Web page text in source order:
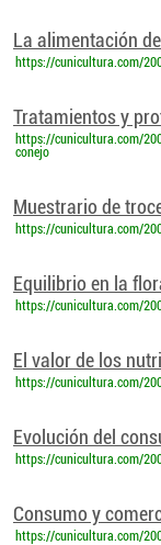
La alimentación del
https://cunicultura.com/
Tratamientos y
https://cunicultura.com/
conejo
Muestrario de
https://cunicultura.com/
Equilibrio en la
https://cunicultura.com/
El valor de los
https://cunicultura.com/
Evolución del
https://cunicultura.com/
Consumo y
https://cunicultura.com/